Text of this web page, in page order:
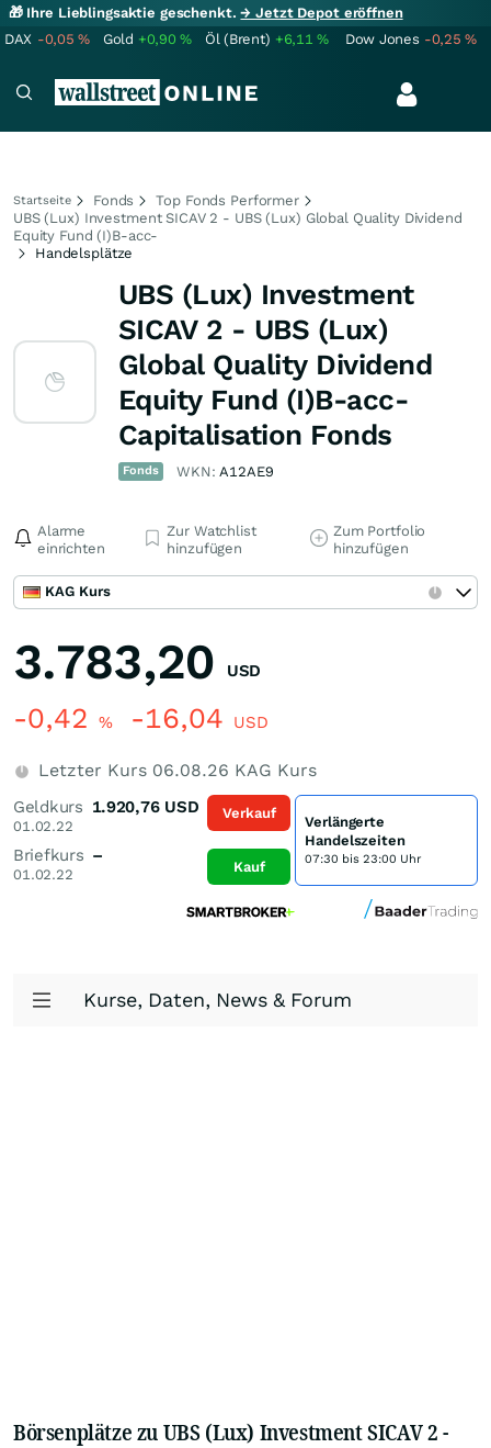
🎁 Ihre Lieblingsaktie geschenkt.→ Jetzt Depot eröffnen
DAX -0,05% Gold +0,90% Öl (Brent) +6,11% Dow Jones -0,25%
Startseite Fonds
Top Fonds Performer
UBS (Lux) Investment SICAV 2 - UBS (Lux) Global Quality Dividend
Equity Fund (I)B-acc-
Handelsplätze
UBS (Lux) Investment
SICAV 2 - UBS (Lux)
Global Quality Dividend
Equity Fund (I)B-acc-
Capitalisation Fonds
Fonds WKN:A12AE9
Alarme
einrichten
Zur Watchlist
hinzufügen
Zum Portfolio
hinzufügen
KAG Kurs
3.783,20 USD
-0,42 % -16,04 USD
Letzter Kurs 06.08.26 KAG Kurs
Geldkurs
01.02.22
1.920,76 USD
Briefkurs
01.02.22
–
Verkauf
Kauf
Verlängerte
Handelszeiten
07:30 bis 23:00 Uhr
Kurse, Daten, News & Forum
Börsenplätze zu UBS (Lux) Investment SICAV 2 -